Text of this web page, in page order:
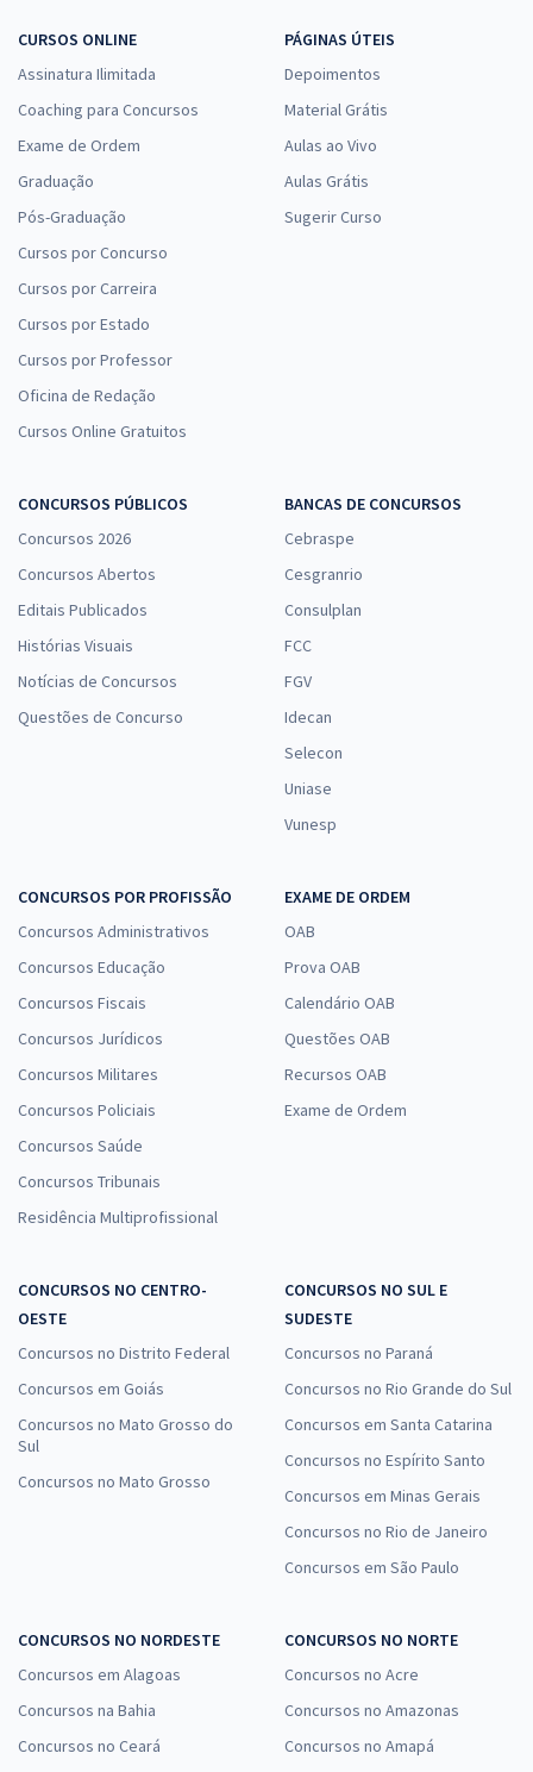
CURSOS ONLINE
Assinatura Ilimitada
Coaching para Concursos
Exame de Ordem
Graduação
Pós-Graduação
Cursos por Concurso
Cursos por Carreira
Cursos por Estado
Cursos por Professor
Oficina de Redação
Cursos Online Gratuitos
PÁGINAS ÚTEIS
Depoimentos
Material Grátis
Aulas ao Vivo
Aulas Grátis
Sugerir Curso
CONCURSOS PÚBLICOS
Concursos 2026
Concursos Abertos
Editais Publicados
Histórias Visuais
Notícias de Concursos
Questões de Concurso
BANCAS DE CONCURSOS
Cebraspe
Cesgranrio
Consulplan
FCC
FGV
Idecan
Selecon
Uniase
Vunesp
CONCURSOS POR PROFISSÃO
Concursos Administrativos
Concursos Educação
Concursos Fiscais
Concursos Jurídicos
Concursos Militares
Concursos Policiais
Concursos Saúde
Concursos Tribunais
Residência Multiprofissional
EXAME DE ORDEM
OAB
Prova OAB
Calendário OAB
Questões OAB
Recursos OAB
Exame de Ordem
CONCURSOS NO CENTRO-
OESTE
Concursos no Distrito Federal
Concursos em Goiás
Concursos no Mato Grosso do
Sul
Concursos no Mato Grosso
CONCURSOS NO SUL E
SUDESTE
Concursos no Paraná
Concursos no Rio Grande do Sul
Concursos em Santa Catarina
Concursos no Espírito Santo
Concursos em Minas Gerais
Concursos no Rio de Janeiro
Concursos em São Paulo
CONCURSOS NO NORDESTE
Concursos em Alagoas
Concursos na Bahia
Concursos no Ceará
CONCURSOS NO NORTE
Concursos no Acre
Concursos no Amazonas
Concursos no Amapá